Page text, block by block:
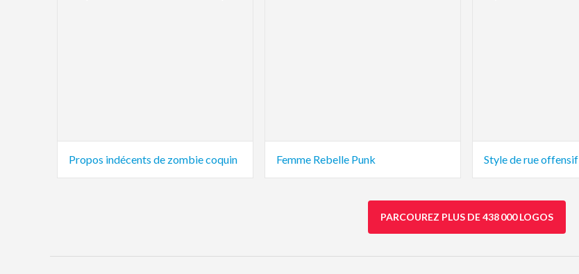
Propos indécents de zombie coquin Femme Rebelle Punk Style de rue offensif
PARCOUREZ PLUS DE 438 000 LOGOS